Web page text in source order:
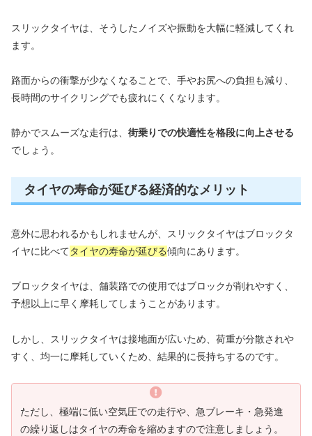
スリックタイヤは、そうしたノイズや振動を大幅に軽減してくれ
ます。
路面からの衝撃が少なくなることで、手やお尻への負担も減り、
長時間のサイクリングでも疲れにくくなります。
静かでスムーズな走行は、 街乗りでの快適性を格段に向上させる
でしょう。
タイヤの寿命が延びる経済的なメリット
意外に思われるかもしれませんが、スリックタイヤはブロックタ
イヤに比べてタイヤの寿命が延びる傾向にあります。
ブロックタイヤは、舗装路での使用ではブロックが削れやすく、
予想以上に早く摩耗してしまうことがあります。
しかし、スリックタイヤは接地面が広いため、荷重が分散されや
すく、均一に摩耗していくため、結果的に長持ちするのです。
ただし、極端に低い空気圧での走行や、急ブレーキ・急発進
の繰り返しはタイヤの寿命を縮めますので注意しましょう。